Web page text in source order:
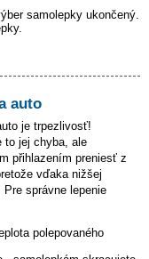
samolepky ukončený.
auto
je trpezlivosť!
to jej chyba, ale
přihlazením preniesť z
vďaka nižšej
správne lepenie
polepovaného